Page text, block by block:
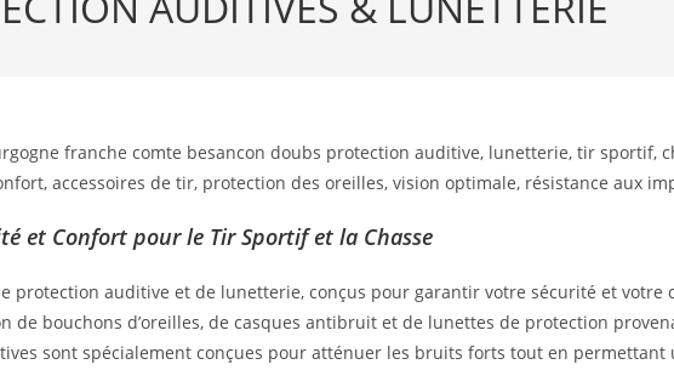
et Confort pour le Tir Sportif et la Chasse
protection auditive et de lunetterie, conçus pour garantir votre sécurité et votre
de bouchons d’oreilles, de casques antibruit et de lunettes de protection
sont spécialement conçues pour atténuer les bruits forts tout en